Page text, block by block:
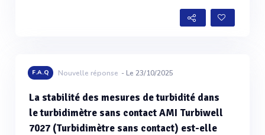
F.A.Q Nouvelle réponse - Le 23/10/2025
La stabilité des mesures de turbidité dans
le turbidimètre sans contact AMI Turbiwell
7027 (Turbidimètre sans contact) est-elle